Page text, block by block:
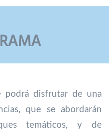
podrá disfrutar de una
que se abordarán
temáticos, y de